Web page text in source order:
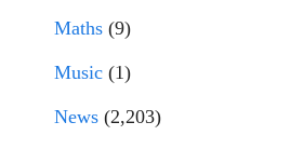
Maths (9)
Music (1)
News (2,203)